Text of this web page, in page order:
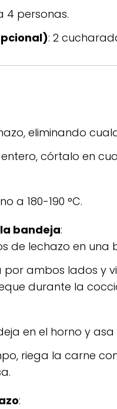
4 personas.
: 2
eliminando
córtalo en
a 180-190 °C.
bandeja:
de lechazo en
por ambos lados y
durante la
en el horno y
riega la carne
: